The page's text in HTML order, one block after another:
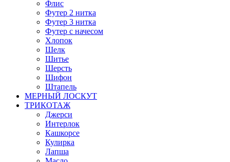
Флис
Футер 2 нитка
Футер 3 нитка
Футер с начесом
Хлопок
Шелк
Шитье
Шерсть
Шифон
Штапель
МЕРНЫЙ ЛОСКУТ
ТРИКОТАЖ
Джерси
Интерлок
Кашкорсе
Кулирка
Лапша